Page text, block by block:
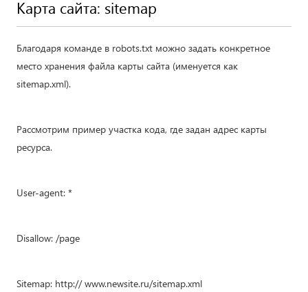
Карта сайта: sitemap
Благодаря команде в robots.txt можно задать конкретное
место хранения файла карты сайта (именуется как
sitemap.xml).
Рассмотрим пример участка кода, где задан адрес карты
ресурса.
User-agent: *
Disallow: /page
Sitemap: http:// www.newsite.ru/sitemap.xml